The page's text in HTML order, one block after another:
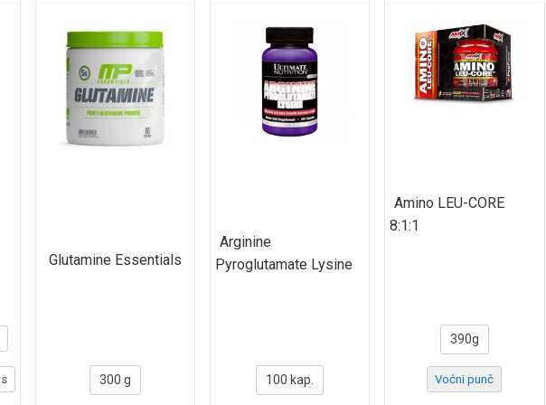
Glutamine Essentials
300 g
Arginine
Pyroglutamate Lysine
100 kap.
Amino LEU-CORE
8:1:1
390g
Voćni punč